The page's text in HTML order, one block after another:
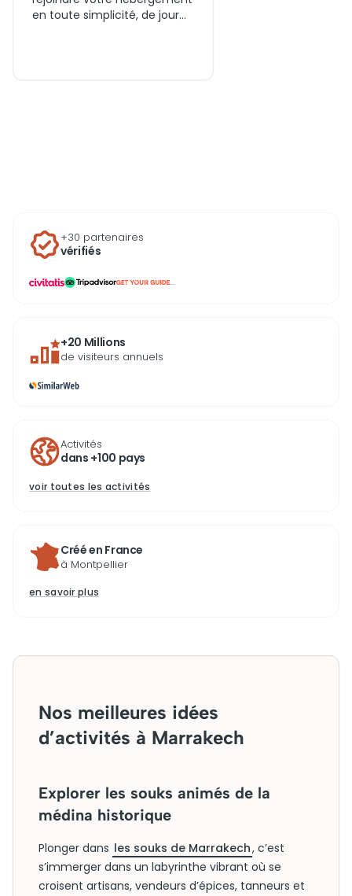
en toute simplicité, de jour
+30 partenaires
vérifiés
...
+20 Millions
de visiteurs annuels
Activités
dans +100 pays
voir toutes les activités
Créé en France
à Montpellier
en savoir plus
Nos meilleures idées
d’activités à Marrakech
Explorer les souks animés de la
médina historique
Plonger dans les souks de Marrakech, c’est
s’immerger dans un labyrinthe vibrant où se
croisent artisans, vendeurs d’épices, tanneurs et